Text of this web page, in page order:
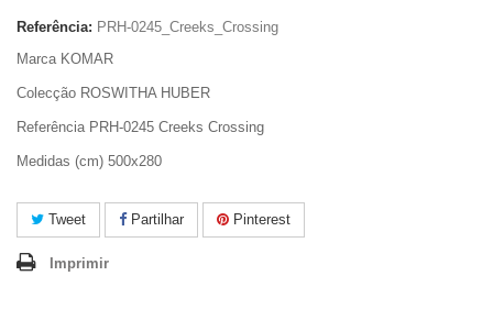
Referência: PRH-0245_Creeks_Crossing
Marca KOMAR
Colecção ROSWITHA HUBER
Referência PRH-0245 Creeks Crossing
Medidas (cm) 500x280
Tweet Partilhar Pinterest
Imprimir